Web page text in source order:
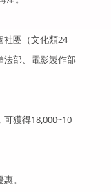
社團（文化類24
法部、電影製作部
獲得18,000~10
。